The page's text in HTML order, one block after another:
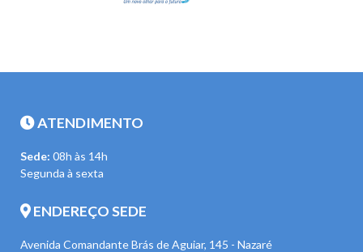
ATENDIMENTO
Sede: 08h às 14h
Segunda à sexta
ENDEREÇO SEDE
Avenida Comandante Brás de Aguiar, 145 - Nazaré